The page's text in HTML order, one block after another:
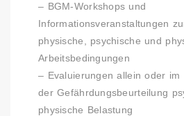
– BGM-Workshops und
Informationsveranstaltungen
physische, psychische und
Arbeitsbedingungen
– Evaluierungen allein oder im
der Gefährdungsbeurteilung
physische Belastung